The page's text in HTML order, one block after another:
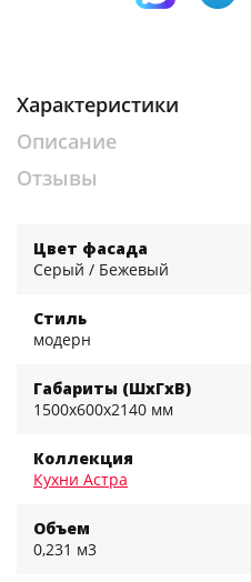
Характеристики
Описание
Отзывы
Цвет фасада
Серый / Бежевый
Стиль
модерн
Габариты (ШхГхВ)
1500x600x2140 мм
Коллекция
Кухни Астра
Объем
0,231 м3